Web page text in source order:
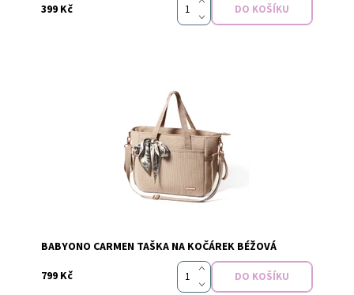
399 Kč
Baby Ono
BABYONO CARMEN TAŠKA NA KOČÁREK BÉŽOVÁ
799 Kč